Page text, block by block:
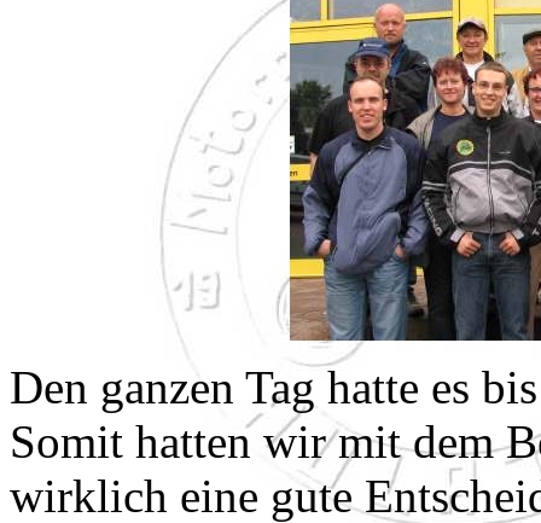
Den ganzen Tag hatte es
Somit hatten wir mit dem
wirklich eine gute